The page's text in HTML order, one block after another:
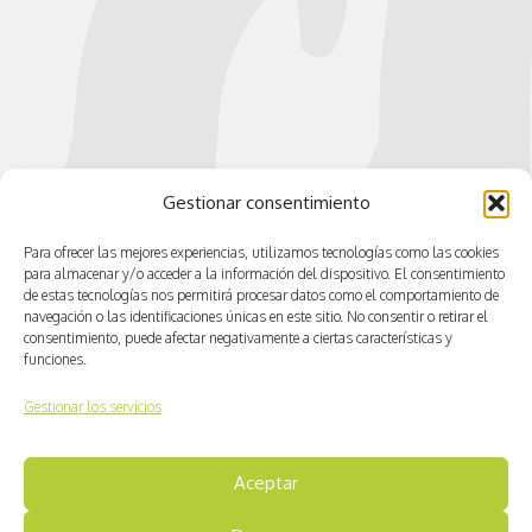
Gestionar consentimiento
Para ofrecer las mejores experiencias, utilizamos tecnologías como las cookies
para almacenar y/o acceder a la información del dispositivo. El consentimiento
de estas tecnologías nos permitirá procesar datos como el comportamiento de
navegación o las identificaciones únicas en este sitio. No consentir o retirar el
consentimiento, puede afectar negativamente a ciertas características y
funciones.
Gestionar los servicios
Aceptar